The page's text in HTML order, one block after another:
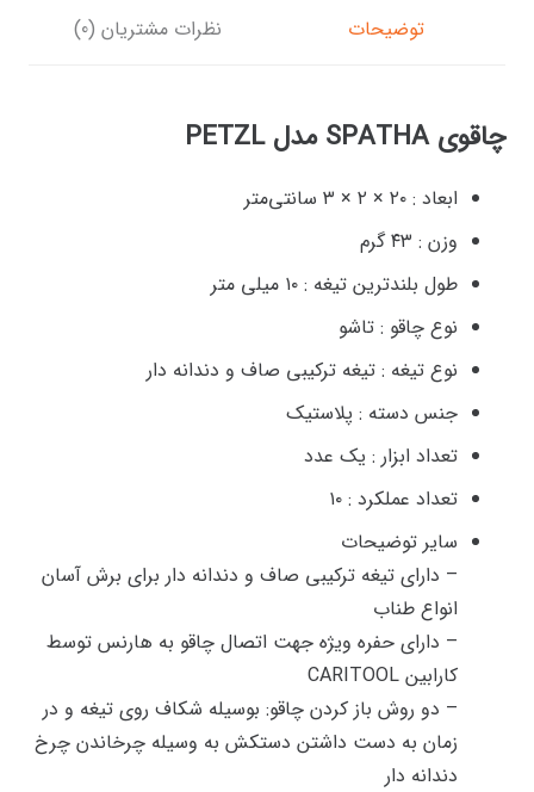
توضیحات نظرات مشتریان (0)
چاقوی SPATHA مدل PETZL
ابعاد : ۲۰ × ۲ × ۳ سانتی‌متر
وزن : ۴۳ گرم
طول بلندترین تیغه : ۱۰ میلی متر
نوع چاقو : تاشو
نوع تیغه : تیغه ترکیبی صاف و دندانه دار
جنس دسته : پلاستیک
تعداد ابزار : یک عدد
تعداد عملکرد : ۱۰
سایر توضیحات
– دارای تیغه ترکیبی صاف و دندانه دار برای برش آسان
انواع طناب
– دارای حفره ویژه جهت اتصال چاقو به هارنس توسط
کارابین CARITOOL
– دو روش باز کردن چاقو: بوسیله شکاف روی تیغه و در
زمان به دست داشتن دستکش به وسیله چرخاندن چرخ
دندانه دار